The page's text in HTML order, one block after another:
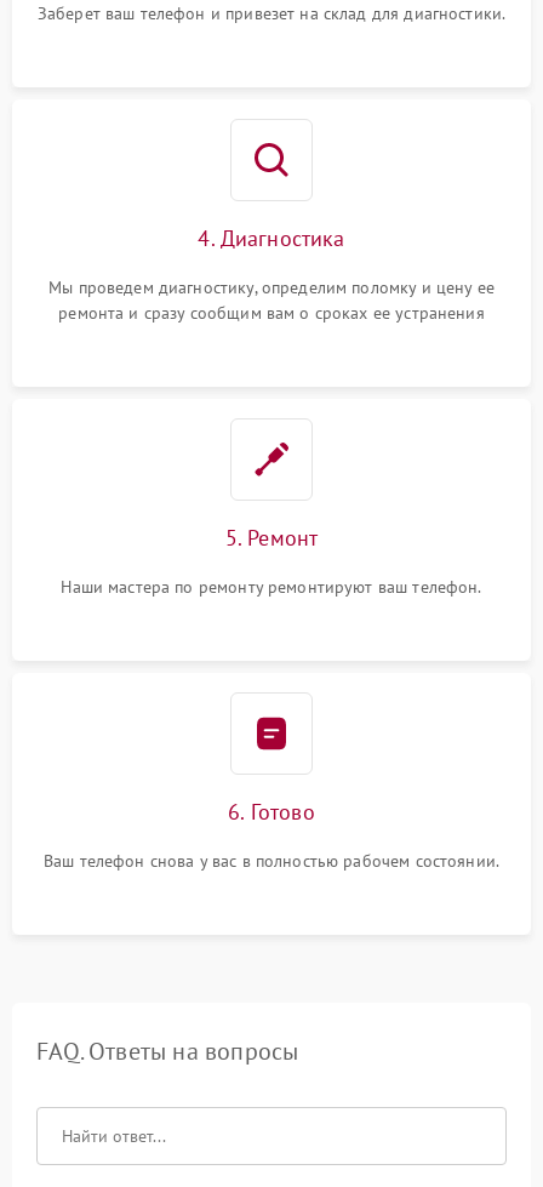
Заберет ваш телефон и привезет на склад для диагностики.
4. Диагностика
Мы проведем диагностику, определим поломку и цену ее
ремонта и сразу сообщим вам о сроках ее устранения
5. Ремонт
Наши мастера по ремонту ремонтируют ваш телефон.
6. Готово
Ваш телефон снова у вас в полностью рабочем состоянии.
FAQ. Ответы на вопросы